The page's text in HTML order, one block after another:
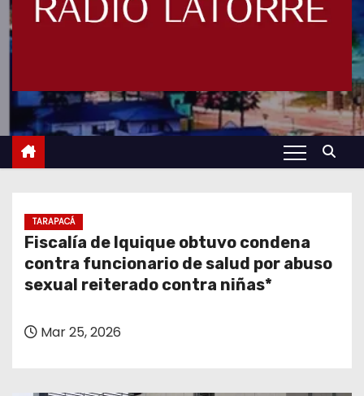
TARAPACÁ
Fiscalía de Iquique obtuvo condena
contra funcionario de salud por abuso
sexual reiterado contra niñas*
Mar 25, 2026